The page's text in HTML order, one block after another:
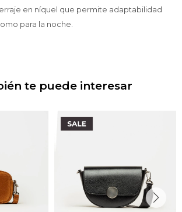
en níquel que permite adaptabilidad
para la noche.
te puede interesar